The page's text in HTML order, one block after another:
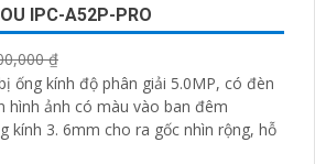
IPC-A52P-PRO
₫
ống kính độ phân giải 5.0MP, có đèn
hình ảnh có màu vào ban đêm
kính 3. 6mm cho ra gốc nhìn rộng, hỗ